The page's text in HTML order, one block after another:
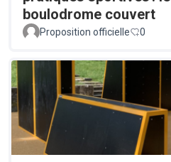
boulodrome couvert
Proposition officielle 0